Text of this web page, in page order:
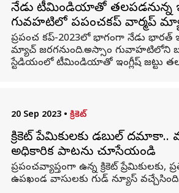
నేడు టీమిండియాతో తలపడనున్న
గువహటిలో ప్రపంచకప్ వార్మప్
ప్రపంచ కప్-2023లో భాగంగా నేడు భారత్
మ్యాచ్ జరగనుంది.అస్సాం గువాహటిలోని
స్టేడియంలో టీమిండియాతో ఇంగ్లీష్ జట్టు
20 Sep 2023 • క్రికెట్
క్రికెట్ ప్రేమికులకు డబుల్ దమాకా..
అధికారిక పాటను చూసేయండి
ప్రపంచవ్యాప్తంగా ఉన్న క్రికెట్ ప్రేమికులకు,
ఉపఖండ వాసులకు గుడ్ న్యూస్ వచ్చేసింది.